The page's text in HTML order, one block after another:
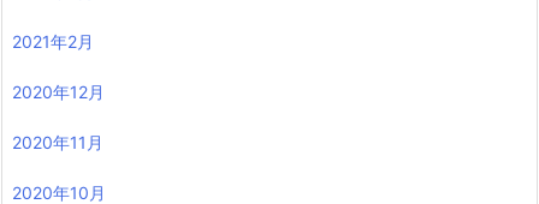
2021年2月
2020年12月
2020年11月
2020年10月